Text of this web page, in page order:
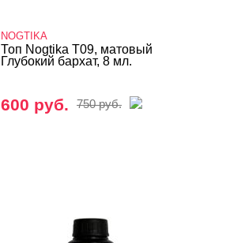
NOGTIKA
Топ Nogtika T09, матовый
Глубокий бархат, 8 мл.
600 руб. 750 руб.